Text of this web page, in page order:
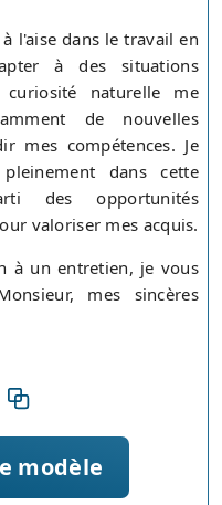
l'aise dans le travail en
à des situations
naturelle me
de nouvelles
mes compétences. Je
dans cette
des opportunités
valoriser mes acquis.
à un entretien, je vous
mes sincères
modèle